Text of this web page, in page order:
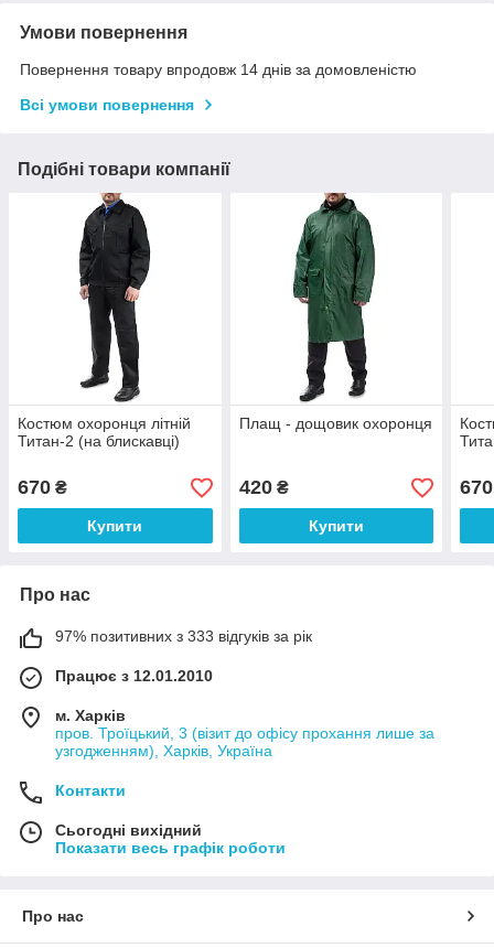
Умови повернення
Повернення товару впродовж 14 днів за домовленістю
Всі умови повернення
Подібні товари компанії
Костюм охоронця літній
Титан-2 (на блискавці)
670 ₴
Купити
Плащ - дощовик охоронця
420₴
Купити
670
Про нас
97% позитивних з 333 відгуків за рік
Працює з 12.01.2010
м. Харків
пров. Троїцький, 3 (візит до офісу прохання лише за
узгодженням), Харків, Україна
Контакти
Сьогодні вихідний
Показати весь графік роботи
Про нас